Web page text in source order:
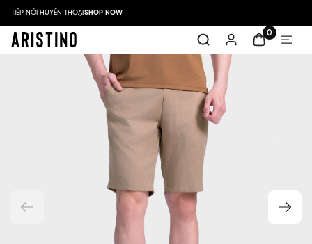
TIẾP NỐI HUYỀN THOẠISHOP NOW
0